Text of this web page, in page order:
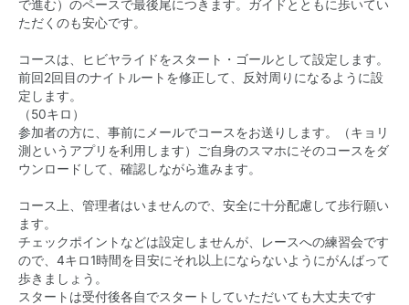
で進む）のペースで最後尾につきます。ガイドとともに歩いてい
ただくのも安心です。
コースは、ヒビヤライドをスタート・ゴールとして設定します。
前回2回目のナイトルートを修正して、反対周りになるように設
定します。
（50キロ）
参加者の方に、事前にメールでコースをお送りします。（キョリ
測というアプリを利用します）ご自身のスマホにそのコースをダ
ウンロードして、確認しながら進みます。
コース上、管理者はいませんので、安全に十分配慮して歩行願い
ます。
チェックポイントなどは設定しませんが、レースへの練習会です
ので、4キロ1時間を目安にそれ以上にならないようにがんばって
歩きましょう。
スタートは受付後各自でスタートしていただいても大丈夫です